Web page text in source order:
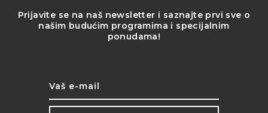
Prijavite se na naš newsletter i saznajte prvi sve o
našim budućim programima i specijalnim
ponudama!